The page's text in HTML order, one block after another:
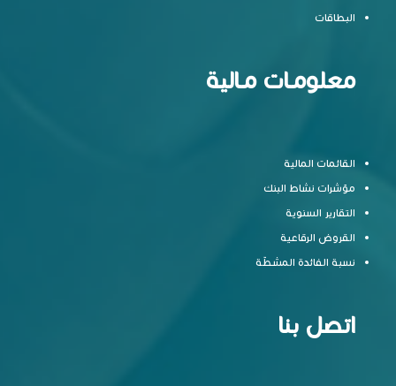
البطاقات
معلومـات مـالية
القائمات المالية
مؤشرات نشاط البنك
التقارير السنوية
القروض الرقاعية
نسبة الفائدة المشطّة
اتصل بنا